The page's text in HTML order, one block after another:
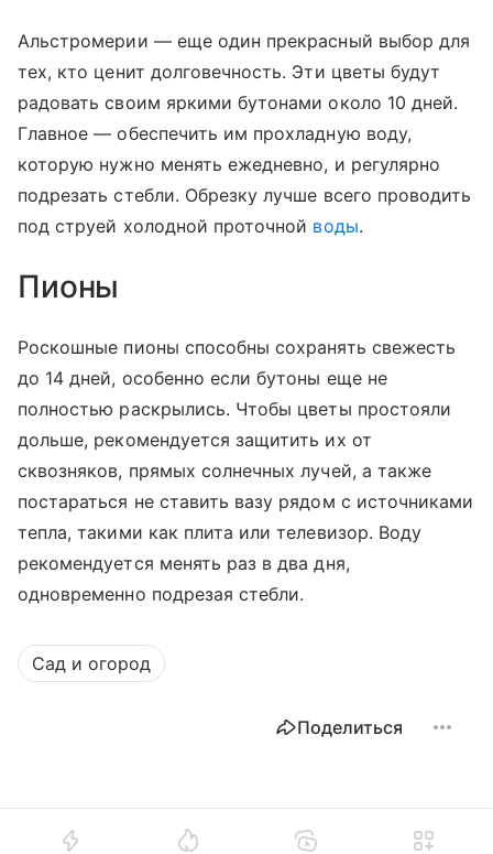
Альстромерии — еще один прекрасный выбор для
тех, кто ценит долговечность. Эти цветы будут
радовать своим яркими бутонами около 10 дней.
Главное — обеспечить им прохладную воду,
которую нужно менять ежедневно, и регулярно
подрезать стебли. Обрезку лучше всего проводить
под струей холодной проточной воды.
Пионы
Роскошные пионы способны сохранять свежесть
до 14 дней, особенно если бутоны еще не
полностью раскрылись. Чтобы цветы простояли
дольше, рекомендуется защитить их от
сквозняков, прямых солнечных лучей, а также
постараться не ставить вазу рядом с источниками
тепла, такими как плита или телевизор. Воду
рекомендуется менять раз в два дня,
одновременно подрезая стебли.
Сад и огород
Поделиться